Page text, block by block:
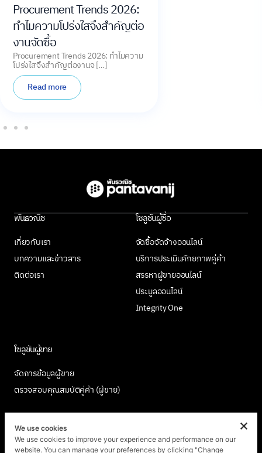
Procurement Trends 2026:
ทำไมความโปร่งใสจึงสำคัญต่อ
งานจัดซื้อ
Procurement Trends 2026: ทำไมความ
โปร่งใสจึงสำคัญต่องานจ […]
Read more
พันธวณิช
เกี่ยวกับเรา
บทความและข่าวสาร
ติดต่อเรา
โซลูชันผู้ซื้อ
จัดซื้อจัดจ้างออนไลน์
บริการประเมินศักยภาพคู่ค้า
สรรหาผู้ขายออนไลน์
ประมูลออนไลน์
Integrity One
โซลูชันผู้ขาย
จัดการข้อมูลผู้ขาย
ตรวจสอบคุณสมบัติคู่ค้า (ผู้ขาย)
เข้าร่วมกับเรา
We use cookies
We use cookies to improve your experience and performance on our
website. You can manage your preferences by clicking "Change